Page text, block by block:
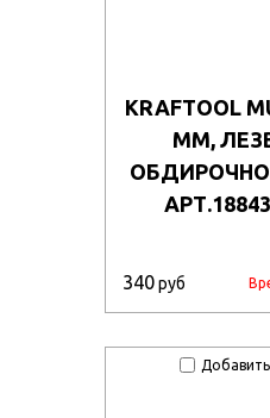
KRAFTOOL
ММ,
340руб